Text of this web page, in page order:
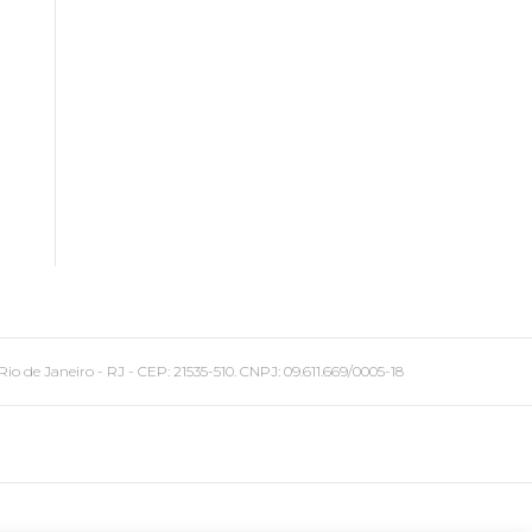
Janeiro - RJ - CEP: 21535-510. CNPJ: 09.611.669/0005-18